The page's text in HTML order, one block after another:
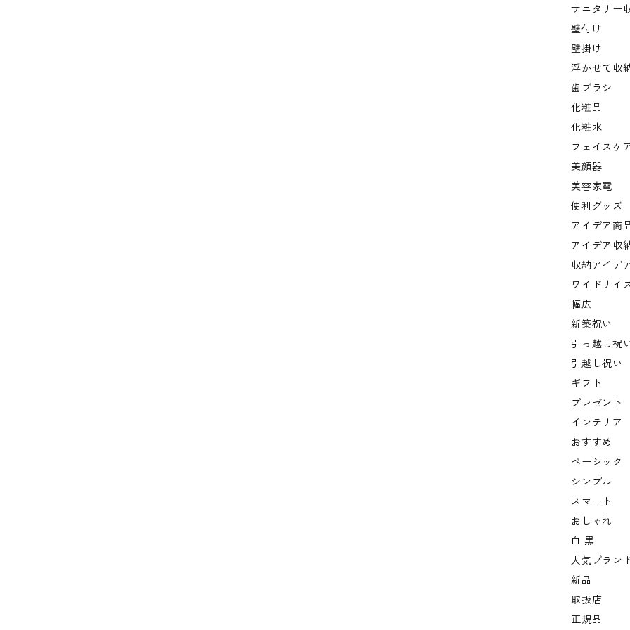
サニタリー
壁付け
壁掛け
浮かせて収
歯ブラシ
化粧品
化粧水
フェイスケ
美顔器
美容家電
便利グッズ
アイデア商
アイデア収
収納アイデ
ワイドサイ
幅広
新築祝い
引っ越し祝
引越し祝い
ギフト
プレゼント
インテリア
おすすめ
ベーシック
シンプル
スマート
おしゃれ
白 黒
人気ブラン
新品
取扱店
正規品